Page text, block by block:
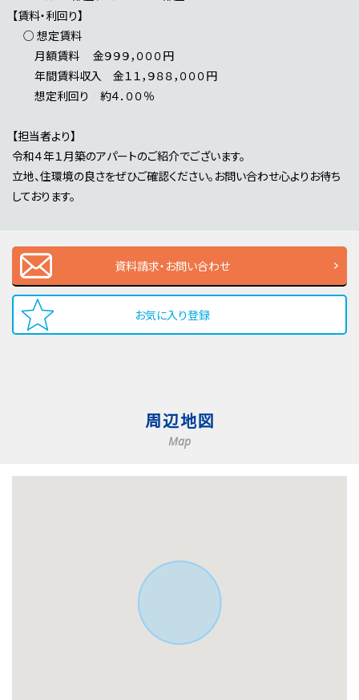
【賃料・利回り】
○ 想定賃料
月額賃料 金９９９，０００円
年間賃料収入 金１１，９８８，０００円
想定利回り 約４．００％
【担当者より】
令和４年１月築のアパートのご紹介でございます。
立地、住環境の良さをぜひご確認ください。お問い合わせ心よりお待ち
しております。
資料請求・お問い合わせ
お気に入り登録
周辺地図
Map